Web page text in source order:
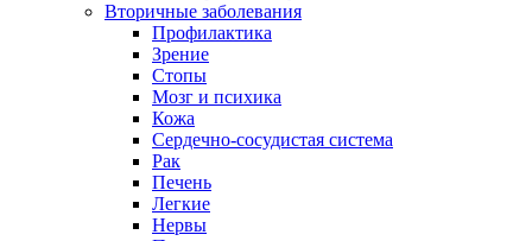
Вторичные заболевания
Профилактика
Зрение
Стопы
Мозг и психика
Кожа
Сердечно-сосудистая система
Рак
Печень
Легкие
Нервы